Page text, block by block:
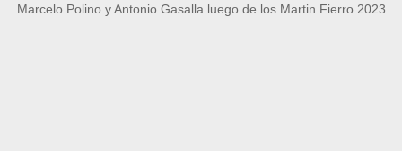
Marcelo Polino y Antonio Gasalla luego de los Martin Fierro 2023